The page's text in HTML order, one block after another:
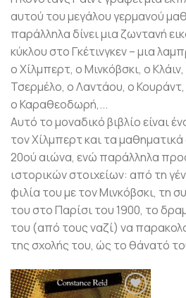
αυτού του μεγάλου γερμανού
παράλληλα δίνει μια ζωντανή
κύκλου στο Γκέτινγκεν – μια
ο Χίλμπερτ, ο Μινκόβσκι, ο
Τσερμέλο, ο Λαντάου, ο
ο Καραθεοδωρή,...
Αυτό το μοναδικό βιβλίο είναι
τον Χίλμπερτ και τα
20ού αιώνα, ενώ παράλληλα
ιστορικών στοιχείων: από τη
φιλία του με τον Μινκόβσκι, τη
του στο Παρίσι του 1900, το
του (από τους ναζί) να
της σχολής του, ώς το θάνατό